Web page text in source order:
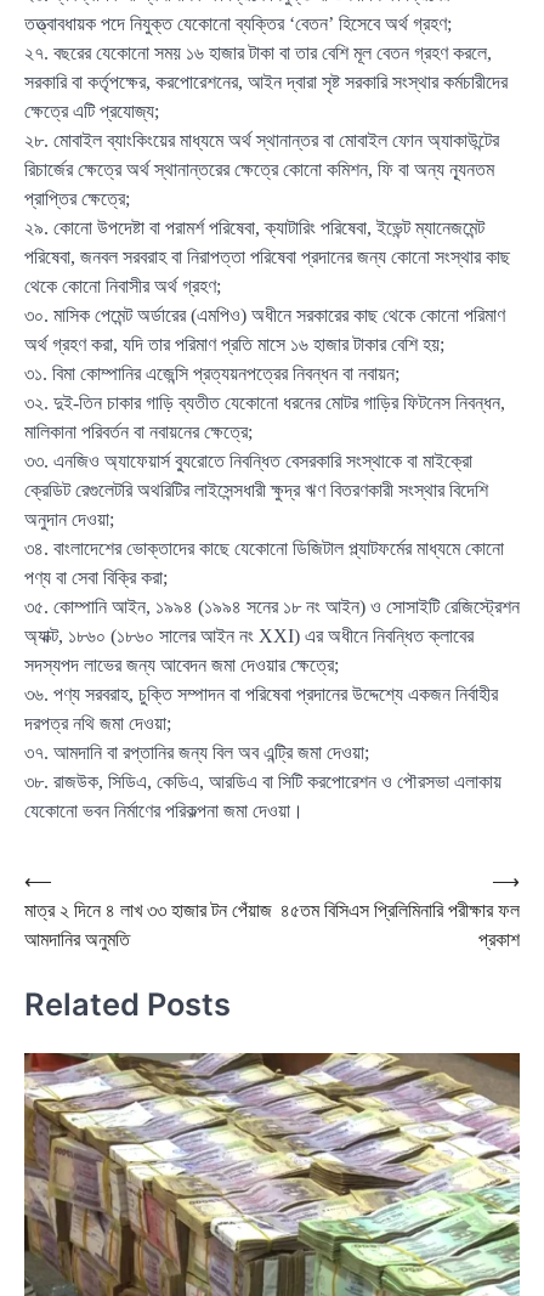
তত্ত্বাবধায়ক পদে নিযুক্ত যেকোনো ব্যক্তির ‘বেতন’ হিসেবে অর্থ গ্রহণ;
২৭. বছরের যেকোনো সময় ১৬ হাজার টাকা বা তার বেশি মূল বেতন গ্রহণ করলে,
সরকারি বা কর্তৃপক্ষের, করপোরেশনের, আইন দ্বারা সৃষ্ট সরকারি সংস্থার কর্মচারীদের
ক্ষেত্রে এটি প্রযোজ্য;
২৮. মোবাইল ব্যাংকিংয়ের মাধ্যমে অর্থ স্থানান্তর বা মোবাইল ফোন অ্যাকাউন্টের
রিচার্জের ক্ষেত্রে অর্থ স্থানান্তরের ক্ষেত্রে কোনো কমিশন, ফি বা অন্য ন্যূনতম
প্রাপ্তির ক্ষেত্রে;
২৯. কোনো উপদেষ্টা বা পরামর্শ পরিষেবা, ক্যাটারিং পরিষেবা, ইভেন্ট ম্যানেজমেন্ট
পরিষেবা, জনবল সরবরাহ বা নিরাপত্তা পরিষেবা প্রদানের জন্য কোনো সংস্থার কাছ
থেকে কোনো নিবাসীর অর্থ গ্রহণ;
৩০. মাসিক পেমেন্ট অর্ডারের (এমপিও) অধীনে সরকারের কাছ থেকে কোনো পরিমাণ
অর্থ গ্রহণ করা, যদি তার পরিমাণ প্রতি মাসে ১৬ হাজার টাকার বেশি হয়;
৩১. বিমা কোম্পানির এজেন্সি প্রত্যয়নপত্রের নিবন্ধন বা নবায়ন;
৩২. দুই-তিন চাকার গাড়ি ব্যতীত যেকোনো ধরনের মোটর গাড়ির ফিটনেস নিবন্ধন,
মালিকানা পরিবর্তন বা নবায়নের ক্ষেত্রে;
৩৩. এনজিও অ্যাফেয়ার্স ব্যুরোতে নিবন্ধিত বেসরকারি সংস্থাকে বা মাইক্রো
ক্রেডিট রেগুলেটরি অথরিটির লাইসেন্সধারী ক্ষুদ্র ঋণ বিতরণকারী সংস্থার বিদেশি
অনুদান দেওয়া;
৩৪. বাংলাদেশের ভোক্তাদের কাছে যেকোনো ডিজিটাল প্ল্যাটফর্মের মাধ্যমে কোনো
পণ্য বা সেবা বিক্রি করা;
৩৫. কোম্পানি আইন, ১৯৯৪ (১৯৯৪ সনের ১৮ নং আইন) ও সোসাইটি রেজিস্ট্রেশন
অ্যাক্ট, ১৮৬০ (১৮৬০ সালের আইন নং XXI) এর অধীনে নিবন্ধিত ক্লাবের
সদস্যপদ লাভের জন্য আবেদন জমা দেওয়ার ক্ষেত্রে;
৩৬. পণ্য সরবরাহ, চুক্তি সম্পাদন বা পরিষেবা প্রদানের উদ্দেশ্যে একজন নির্বাহীর
দরপত্র নথি জমা দেওয়া;
৩৭. আমদানি বা রপ্তানির জন্য বিল অব এন্ট্রি জমা দেওয়া;
৩৮. রাজউক, সিডিএ, কেডিএ, আরডিএ বা সিটি করপোরেশন ও পৌরসভা এলাকায়
যেকোনো ভবন নির্মাণের পরিকল্পনা জমা দেওয়া।
Post
navigation
⟵
মাত্র ২ দিনে ৪ লাখ ৩৩ হাজার টন পেঁয়াজ
আমদানির অনুমতি
৪৫তম বিসিএস প্রিলিমিনারি পরীক্ষার ফল
প্রকাশ
⟶
Related Posts